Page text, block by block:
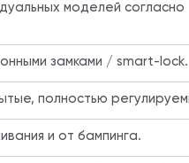
моделей согласно
замками / smart-lock.
полностью
и от бампинга.